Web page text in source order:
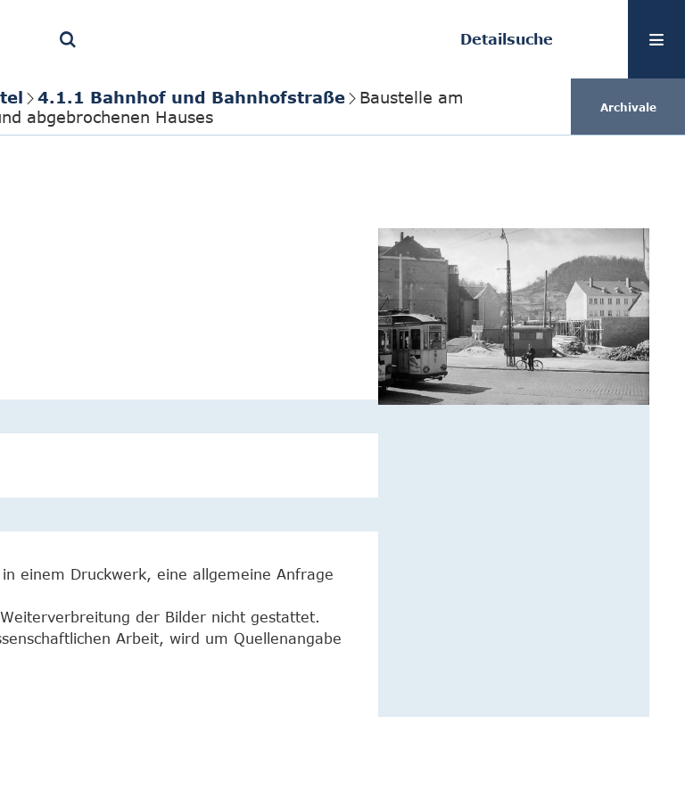
Detailsuche
4.1.1 Bahnhof und Bahnhofstraße
Baustelle am
abgebrochenen Hauses
Archivale
einem Druckwerk, eine allgemeine Anfrage
der Bilder nicht gestattet.
Arbeit, wird um Quellenangabe